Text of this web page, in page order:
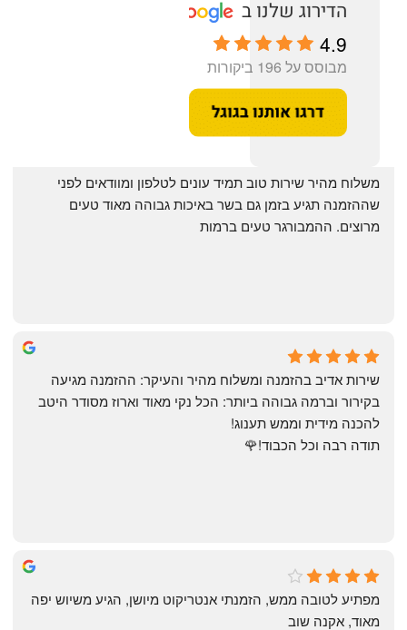
4.9
מבוסס על 196 ביקורות
May Azulay
a month ago
מרוצים. ההמבורגר טעים ברמות
michal gottfried
4 months ago
להכנה מידית וממש תענוג!
תודה רבה וכל הכבוד!🌹
מאוד, אקנה שוב